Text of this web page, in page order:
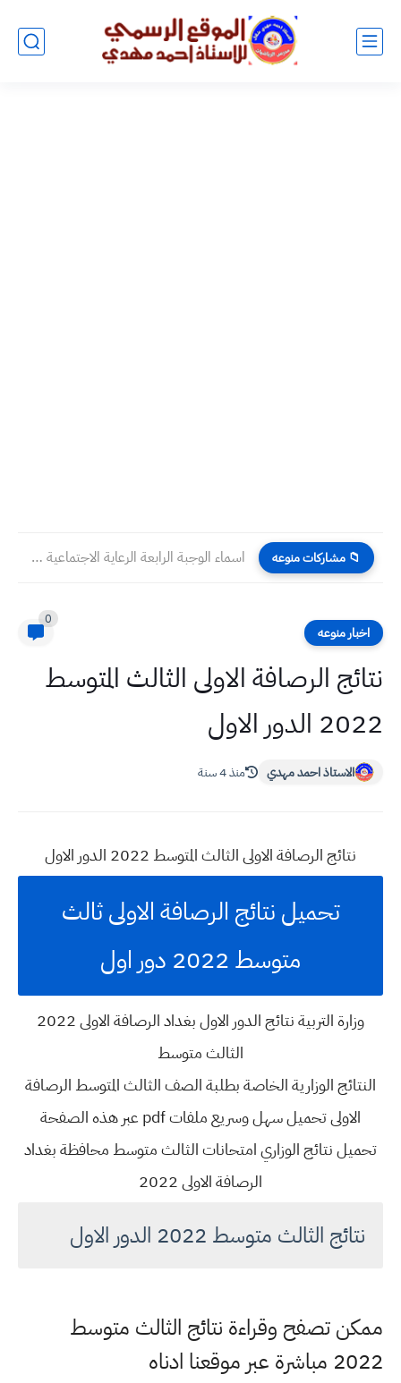
📁 مشاركات منوعه اسماء الوجبة الرابعة الرعاية الاجتماعية 2023 محافظة البصرة
اخبار منوعه
0
نتائج الرصافة الاولى الثالث المتوسط
2022 الدور الاول
الاستاذ احمد مهدي منذ 4 سنة
نتائج الرصافة الاولى الثالث المتوسط 2022 الدور الاول
تحميل نتائج الرصافة الاولى ثالث
متوسط 2022 دور اول
وزارة التربية نتائج الدور الاول بغداد الرصافة الاولى 2022
الثالث متوسط
النتائج الوزارية الخاصة بطلبة الصف الثالث المتوسط الرصافة
الاولى تحميل سهل وسريع ملفات pdf عبر هذه الصفحة
تحميل نتائج الوزاري امتحانات الثالث متوسط محافظة بغداد
الرصافة الاولى 2022
نتائج الثالث متوسط 2022 الدور الاول
ممكن تصفح وقراءة نتائج الثالث متوسط
2022 مباشرة عبر موقعنا ادناه